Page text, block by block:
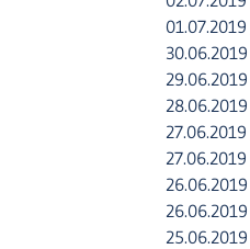
01.07.2019
30.06.2019
29.06.2019
28.06.2019
27.06.2019
27.06.2019
26.06.2019
26.06.2019
25.06.2019